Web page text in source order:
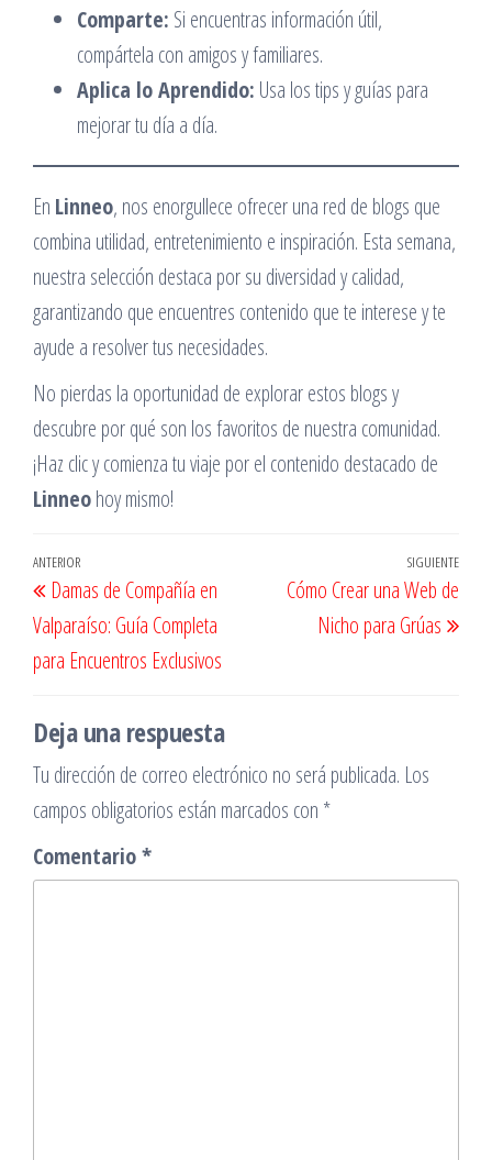
Comparte: Si encuentras información útil,
compártela con amigos y familiares.
Aplica lo Aprendido: Usa los tips y guías para
mejorar tu día a día.
En Linneo, nos enorgullece ofrecer una red de blogs que
combina utilidad, entretenimiento e inspiración. Esta semana,
nuestra selección destaca por su diversidad y calidad,
garantizando que encuentres contenido que te interese y te
ayude a resolver tus necesidades.
No pierdas la oportunidad de explorar estos blogs y
descubre por qué son los favoritos de nuestra comunidad.
¡Haz clic y comienza tu viaje por el contenido destacado de
Linneohoy mismo!
Navegación
de
entradas
Entrada
anterior
ANTERIOR
Damas de Compañía en
Valparaíso: Guía Completa
para Encuentros Exclusivos
SIGUIENTE
Cómo Crear una Web de
Nicho para Grúas
Deja una respuesta
Tu dirección de correo electrónico no será publicada. Los
campos obligatorios están marcados con *
Comentario*